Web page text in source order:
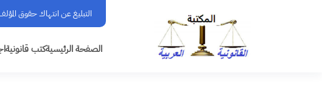
التبليغ عن انتهاك حقوق
الصفحة الرئيسيةكتب قانونية